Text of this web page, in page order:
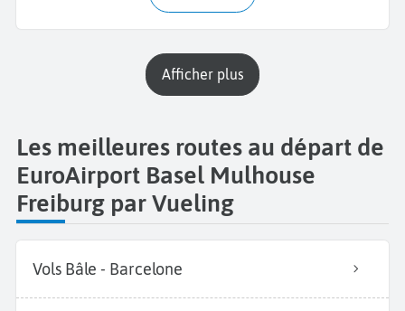
Afficher plus
Les meilleures routes au départ de
EuroAirport Basel Mulhouse
Freiburg par Vueling
Vols Bâle - Barcelone